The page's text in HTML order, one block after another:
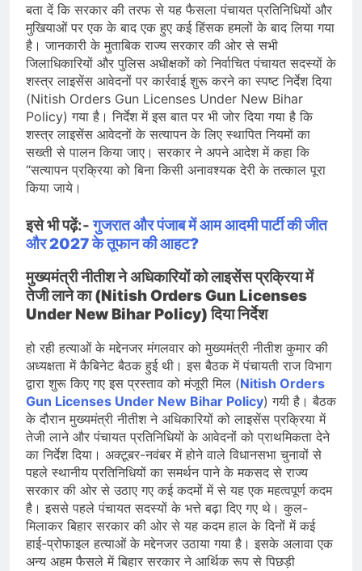
बता दें कि सरकार की तरफ से यह फैसला पंचायत प्रतिनिधियों और
मुखियाओं पर एक के बाद एक हुए कई हिंसक हमलों के बाद लिया गया
है। जानकारी के मुताबिक राज्य सरकार की ओर से सभी
जिलाधिकारियों और पुलिस अधीक्षकों को निर्वाचित पंचायत सदस्यों के
शस्त्र लाइसेंस आवेदनों पर कार्रवाई शुरू करने का स्पष्ट निर्देश दिया
(Nitish Orders Gun Licenses Under New Bihar
Policy) गया है। निर्देश में इस बात पर भी जोर दिया गया है कि
शस्त्र लाइसेंस आवेदनों के सत्यापन के लिए स्थापित नियमों का
सख्ती से पालन किया जाए। सरकार ने अपने आदेश में कहा कि
“सत्यापन प्रक्रिया को बिना किसी अनावश्यक देरी के तत्काल पूरा
किया जाये।
इसे भी पढ़ें:-गुजरात और पंजाब में आम आदमी पार्टी की जीत
और 2027 के तूफान की आहट?
मुख्यमंत्री नीतीश ने अधिकारियों को लाइसेंस प्रक्रिया में
तेजी लाने का (Nitish Orders Gun Licenses
Under New Bihar Policy) दिया निर्देश
हो रही हत्याओं के मद्देनजर मंगलवार को मुख्यमंत्री नीतीश कुमार की
अध्यक्षता में कैबिनेट बैठक हुई थी। इस बैठक में पंचायती राज विभाग
द्वारा शुरू किए गए इस प्रस्ताव को मंजूरी मिल (Nitish Orders
Gun Licenses Under New Bihar Policy) गयी है। बैठक
के दौरान मुख्यमंत्री नीतीश ने अधिकारियों को लाइसेंस प्रक्रिया में
तेजी लाने और पंचायत प्रतिनिधियों के आवेदनों को प्राथमिकता देने
का निर्देश दिया। अक्टूबर-नवंबर में होने वाले विधानसभा चुनावों से
पहले स्थानीय प्रतिनिधियों का समर्थन पाने के मकसद से राज्य
सरकार की ओर से उठाए गए कई कदमों में से यह एक महत्वपूर्ण कदम
है। इससे पहले पंचायत सदस्यों के भत्ते बढ़ा दिए गए थे। कुल-
मिलाकर बिहार सरकार की ओर से यह कदम हाल के दिनों में कई
हाई-प्रोफाइल हत्याओं के मद्देनजर उठाया गया है। इसके अलावा एक
अन्य अहम फैसले में बिहार सरकार ने आर्थिक रूप से पिछड़ी